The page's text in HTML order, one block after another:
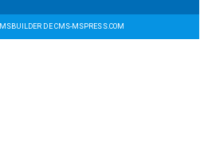
MSBUILDER DE CMS-MSPRESS.COM